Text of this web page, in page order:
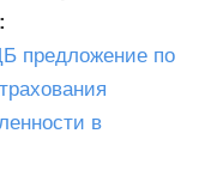
предложение по
в